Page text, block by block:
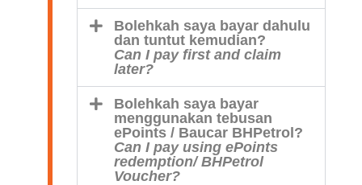
Bolehkah saya bayar dahulu
dan tuntut kemudian?
Can I pay first and claim
later?
Bolehkah saya bayar
menggunakan tebusan
ePoints / Baucar BHPetrol?
Can I pay using ePoints
redemption/ BHPetrol
Voucher?